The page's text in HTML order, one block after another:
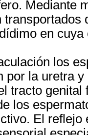
Mediante
transportados
en
los
por la uretra
tracto
los
El